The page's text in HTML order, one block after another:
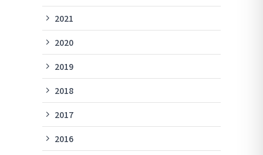
2021
2020
2019
2018
2017
2016